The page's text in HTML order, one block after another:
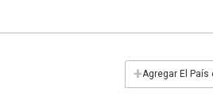
+Agregar El País